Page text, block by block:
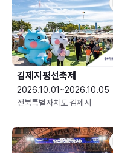
김제지평선축제
2026.10.01~2026.10.05
전북특별자치도 김제시